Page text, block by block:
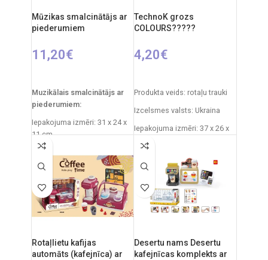
Mūzikas smalcinātājs ar
piederumiem
11,20€
Muzikālais smalcinātājs ar
piederumiem:
Iepakojuma izmēri: 31 x 24 x
11 cm
Svars: 490 g
Ieteicamais vecums: no 3
gadiem
Nepieciešamie elementi:
2xAA
Izcelsmes valsts: Ķīna.
TechnoK grozs
COLOURS?????
4,20€
Produkta veids: rotaļu trauki
Izcelsmes valsts: Ukraina
Iepakojuma izmēri: 37 x 26 x
Produkta materiāls:
plastmasa
Ieteicamais vecums: no 3
Rotaļlietu kafijas
automāts (kafejnīca) ar
Desertu nams Desertu
kafejnīcas komplekts ar